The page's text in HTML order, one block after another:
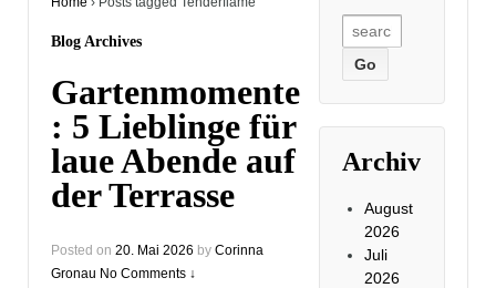
Blog Archives
Gartenmomente
: 5 Lieblinge für
laue Abende auf
der Terrasse
Posted on 20. Mai 2026 by Corinna
Gronau No Comments ↓
for:
Archiv
August
2026
Juli
2026